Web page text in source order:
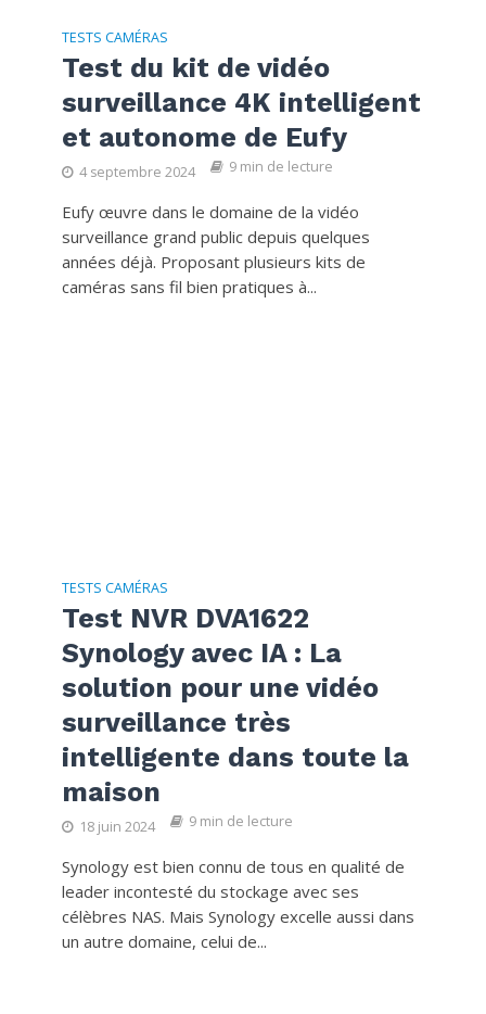
TESTS CAMÉRAS
Test du kit de vidéo
surveillance 4K intelligent
et autonome de Eufy
4 septembre 2024 9 min de lecture
Eufy œuvre dans le domaine de la vidéo
surveillance grand public depuis quelques
années déjà. Proposant plusieurs kits de
caméras sans fil bien pratiques à...
TESTS CAMÉRAS
Test NVR DVA1622
Synology avec IA : La
solution pour une vidéo
surveillance très
intelligente dans toute la
maison
18 juin 2024 9 min de lecture
Synology est bien connu de tous en qualité de
leader incontesté du stockage avec ses
célèbres NAS. Mais Synology excelle aussi dans
un autre domaine, celui de...